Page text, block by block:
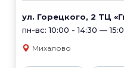
ул. Горецкого, 2 ТЦ
пн-вс: 10:00 - 14:30 —
Михалово